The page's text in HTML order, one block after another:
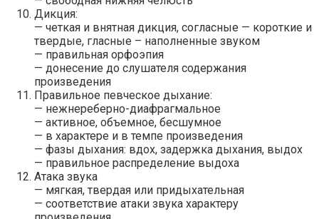
Дикция:
— четкая и внятная дикция, согласные — короткие и
твердые, гласные – наполненные звуком
— правильная орфоэпия
— донесение до слушателя содержания
произведения
Правильное певческое дыхание:
— нежнереберно-диафрагмальное
— активное, объемное, бесшумное
— в характере и в темпе произведения
— фазы дыхания: вдох, задержка дыхания, выдох
— правильное распределение выдоха
Атака звука
— мягкая, твердая или придыхательная
— соответствие атаки звука характеру